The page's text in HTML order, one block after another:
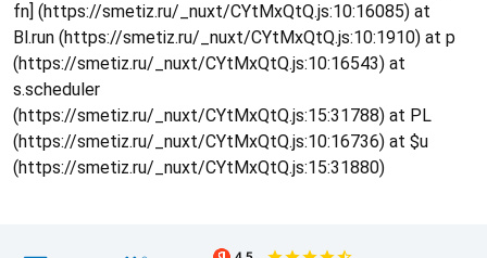
fn] (https://smetiz.ru/_nuxt/CYtMxQtQ.js:10:16085) at
Bl.run (https://smetiz.ru/_nuxt/CYtMxQtQ.js:10:1910) at p
(https://smetiz.ru/_nuxt/CYtMxQtQ.js:10:16543) at
s.scheduler
(https://smetiz.ru/_nuxt/CYtMxQtQ.js:15:31788) at PL
(https://smetiz.ru/_nuxt/CYtMxQtQ.js:10:16736) at $u
(https://smetiz.ru/_nuxt/CYtMxQtQ.js:15:31880)